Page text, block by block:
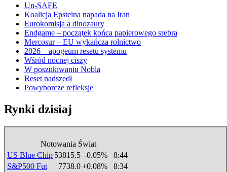
Un-SAFE
Koalicja Epsteina napada na Iran
Eurokomisja a dinozaury
Endgame – początek końca papierowego srebra
Mercosur – EU wykańcza rolnictwo
2026 – apogeum resetu systemu
Wśród nocnej ciszy
W poszukiwaniu Nobla
Reset nadszedł
Powyborcze refleksje
Rynki dzisiaj
Notowania Świat
US Blue Chip 53815.5 -0.05%
8:44
S&P500 Fut
7738.0+0.08%
8:34